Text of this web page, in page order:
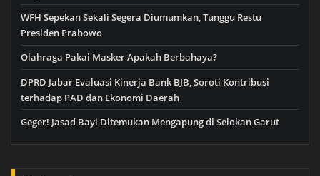
WFH Sepekan Sekali Segera Diumumkan, Tunggu Restu
Presiden Prabowo
Olahraga Pakai Masker Apakah Berbahaya?
DPRD Jabar Evaluasi Kinerja Bank BJB, Soroti Kontribusi
terhadap PAD dan Ekonomi Daerah
Geger! Jasad Bayi Ditemukan Mengapung di Selokan Garut